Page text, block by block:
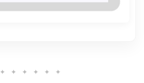
✦ ✦ ✦ ✦ ✦ ✦